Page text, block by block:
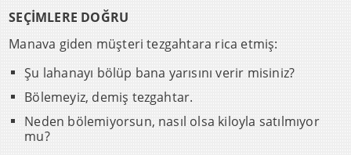
SEÇİMLERE DOĞRU
Manava giden müşteri tezgahtara rica etmiş:
Şu lahanayı bölüp bana yarısını verir misiniz?
Bölemeyiz, demiş tezgahtar.
Neden bölemiyorsun, nasıl olsa kiloyla satılmıyor
mu?